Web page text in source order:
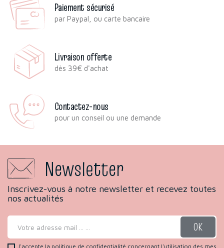
Paiement sécurisé
par Paypal, ou carte bancaire
Livraison offerte
dès 39€ d'achat
Contactez-nous
pour un conseil ou une demande
Newsletter
Inscrivez-vous à notre newsletter et recevez toutes
nos actualités
J'accepte la politique de confidentialité concernant l'utilisation des mes